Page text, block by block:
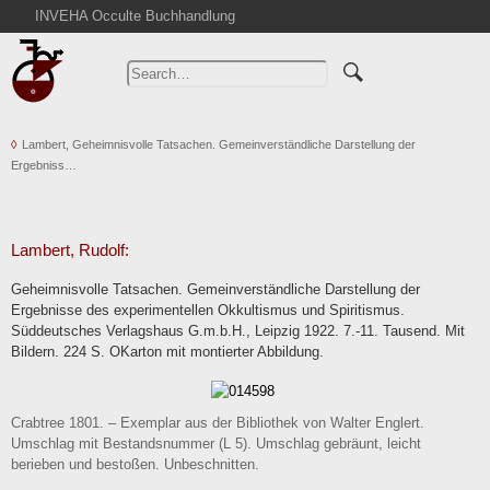
INVEHA Occulte Buchhandlung
Home
Advanced Search
Cart
Abbreviations
Contact
Terms
Withdrawal
Lambert, Geheimnisvolle Tatsachen. Gemeinverständliche Darstellung der
Ergebniss…
Lambert, Rudolf:
Geheimnisvolle Tatsachen. Gemeinverständliche Darstellung der
Ergebnisse des experimentellen Okkultismus und Spiritismus.
Süddeutsches Verlagshaus G.m.b.H., Leipzig 1922. 7.-11. Tausend. Mit
Bildern. 224 S. OKarton mit montierter Abbildung.
Crabtree 1801. – Exemplar aus der Bibliothek von Walter Englert.
Umschlag mit Bestandsnummer (L 5). Umschlag gebräunt, leicht
berieben und bestoßen. Unbeschnitten.